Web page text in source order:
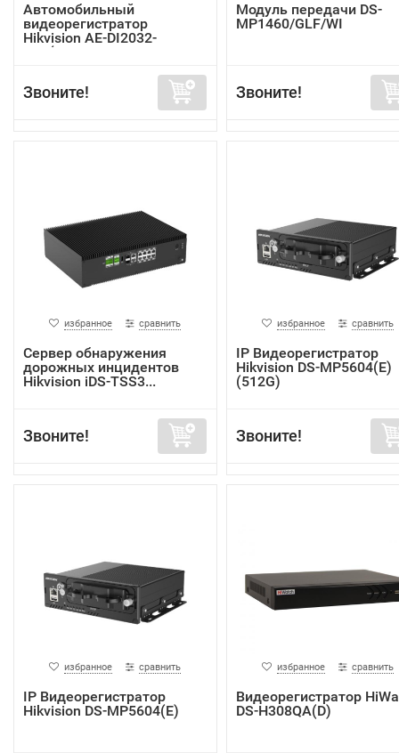
Автомобильный
видеорегистратор
Hikvision AE-DI2032-
G40(In...
Звоните!
Модуль передачи DS-
MP1460/GLF/WI
Звоните!
избранное сравнить
Сервер обнаружения
дорожных инцидентов
Hikvision iDS-TSS3...
Звоните!
избранное сравнить
IP Видеорегистратор
Hikvision DS-MP5604(E)
(512G)
Звоните!
избранное сравнить
IP Видеорегистратор
Hikvision DS-MP5604(E)
избранное сравнить
Видеорегистратор
DS-H308QA(D)